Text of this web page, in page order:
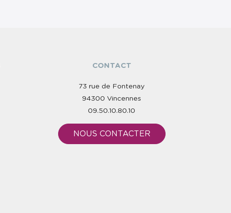
CONTACT
73 rue de Fontenay
94300 Vincennes
09.50.10.80.10
NOUS CONTACTER